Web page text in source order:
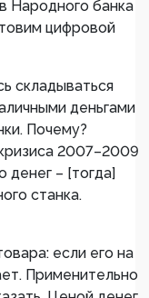
Народного банка
цифровой
складываться
деньгами
Почему?
2007–2009
денег – [тогда]
станка.
если его на
Применительно